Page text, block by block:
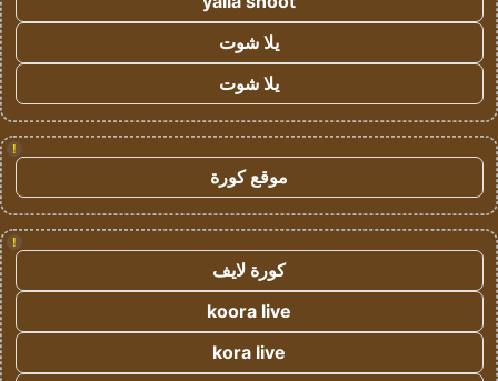
يلا شوت
يلا شوت
!
موقع كورة
!
كورة لايف
koora live
kora live